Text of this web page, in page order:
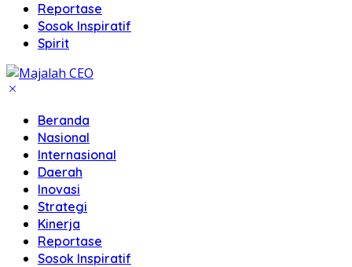
Reportase
Sosok Inspiratif
Spirit
Beranda
Nasional
Internasional
Daerah
Inovasi
Strategi
Kinerja
Reportase
Sosok Inspiratif